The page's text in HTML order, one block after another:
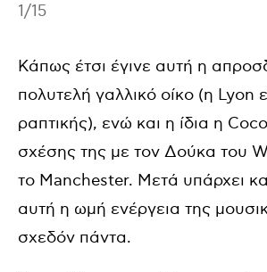
1/15
Κάπως έτσι έγινε αυτή η
πολυτελή γαλλικό οίκο (η
ραπτικής), ενώ και η ίδια η
σχέσης της με τον Δούκα του
το Manchester. Μετά υπάρχει
αυτή η ωμή ενέργεια της
σχεδόν πάντα.